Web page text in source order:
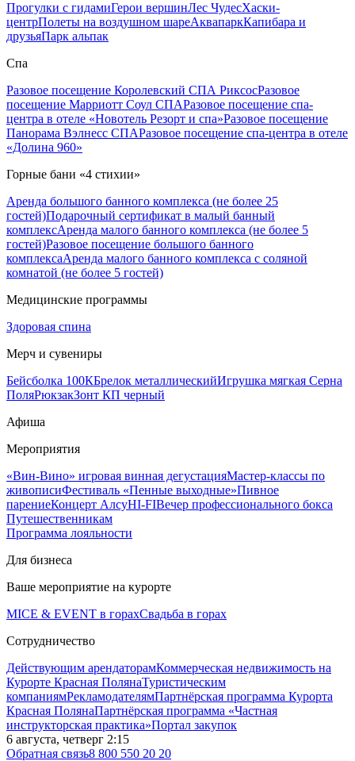
Прогулки с гидамиГерои вершинЛес ЧудесХаски-
центрПолеты на воздушном шареАквапаркКапибара и
друзьяПарк альпак
Спа
Разовое посещение Королевский СПА РиксосРазовое
посещение Марриотт Соул СПАРазовое посещение спа-
центра в отеле «Новотель Резорт и спа»Разовое посещение
Панорама Вэлнесс СПАРазовое посещение спа-центра в отеле
«Долина 960»
Горные бани «4 стихии»
Аренда большого банного комплекса (не более 25
гостей)Подарочный сертификат в малый банный
комплексАренда малого банного комплекса (не более 5
гостей)Разовое посещение большого банного
комплексаАренда малого банного комплекса с соляной
комнатой (не более 5 гостей)
Медицинские программы
Здоровая спина
Мерч и сувениры
Бейсболка 100КБрелок металлическийИгрушка мягкая Серна
ПоляРюкзакЗонт КП черный
Афиша
Мероприятия
«Вин-Вино» игровая винная дегустацияМастер-классы по
живописиФестиваль «Пенные выходные»Пивное
парениеКонцерт АлсуHI-FIВечер профессионального бокса
Путешественникам
Программа лояльности
Для бизнеса
Ваше мероприятие на курорте
MICE & EVENT в горахСвадьба в горах
Сотрудничество
Действующим арендаторамКоммерческая недвижимость на
Курорте Красная ПолянаТуристическим
компаниямРекламодателямПартнёрская программа Курорта
Красная ПолянаПартнёрская программа «Частная
инструкторская практика»Портал закупок
6 августа, четверг 2:15
Обратная связь8 800 550 20 20